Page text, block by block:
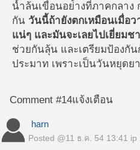
น้ำล้นเขื่อนอย่้างที่ภาคกลาง
กัน วันนี้ถ้ายังตกเหมือนเมื่อ
แน่ๆ และมันจะเลยไปเยี่ยม
ช่วยกันลุ้น และเตรียมป้องกั
ประมาท เพราะเป็นวันหยุดย
Comment #14แจ้งเตือน
harn
Posted @11 ธ.ค. 54 13:41 ip